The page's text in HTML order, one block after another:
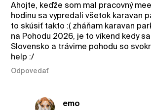
Ahojte, keďže som mal pracovný
hodinu sa vypredali všetok karavan
to skúsiť takto :( zháňam karavan
na Pohodu 2026, je to víkend kedy
Slovensko a trávime pohodu so
help :/
Odpovedať
emo